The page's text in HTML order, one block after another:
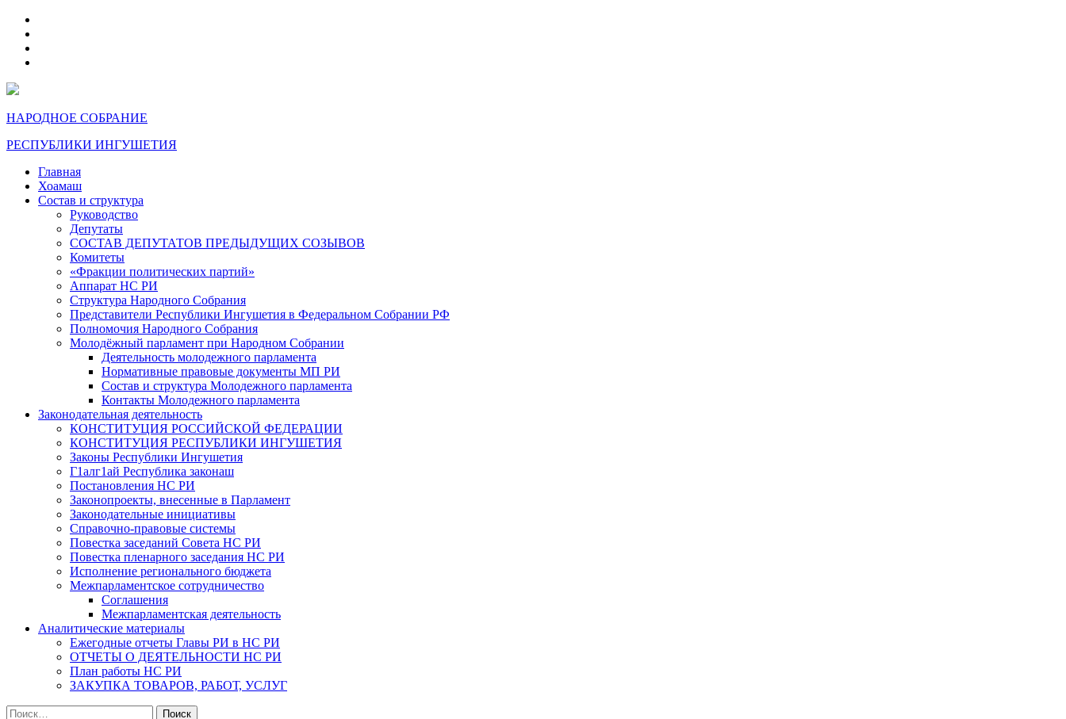
НАРОДНОЕ СОБРАНИЕ
РЕСПУБЛИКИ ИНГУШЕТИЯ
Главная
Хоамаш
Состав и структура
Руководство
Депутаты
СОСТАВ ДЕПУТАТОВ ПРЕДЫДУЩИХ СОЗЫВОВ
Комитеты
«Фракции политических партий»
Аппарат НС РИ
Структура Народного Собрания
Представители Республики Ингушетия в Федеральном Собрании РФ
Полномочия Народного Собрания
Молодёжный парламент при Народном Собрании
Деятельность молодежного парламента
Нормативные правовые документы МП РИ
Состав и структура Молодежного парламента
Контакты Молодежного парламента
Законодательная деятельность
КОНСТИТУЦИЯ РОССИЙСКОЙ ФЕДЕРАЦИИ
КОНСТИТУЦИЯ РЕСПУБЛИКИ ИНГУШЕТИЯ
Законы Республики Ингушетия
Г1алг1ай Республика законаш
Постановления НС РИ
Законопроекты, внесенные в Парламент
Законодательные инициативы
Справочно-правовые системы
Повестка заседаний Совета НС РИ
Повестка пленарного заседания НС РИ
Исполнение регионального бюджета
Межпарламентское сотрудничество
Соглашения
Межпарламентская деятельность
Аналитические материалы
Ежегодные отчеты Главы РИ в НС РИ
ОТЧЕТЫ О ДЕЯТЕЛЬНОСТИ НС РИ
План работы НС РИ
ЗАКУПКА ТОВАРОВ, РАБОТ, УСЛУГ
Найти: